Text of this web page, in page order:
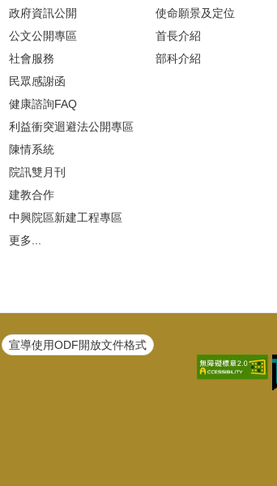
政府資訊公開
公文公開專區
社會服務
民眾感謝函
健康諮詢FAQ
利益衝突迴避法公開專區
陳情系統
院訊雙月刊
建教合作
中興院區新建工程專區
更多...
使命願景及定位
首長介紹
部科介紹
宣導使用ODF開放文件格式